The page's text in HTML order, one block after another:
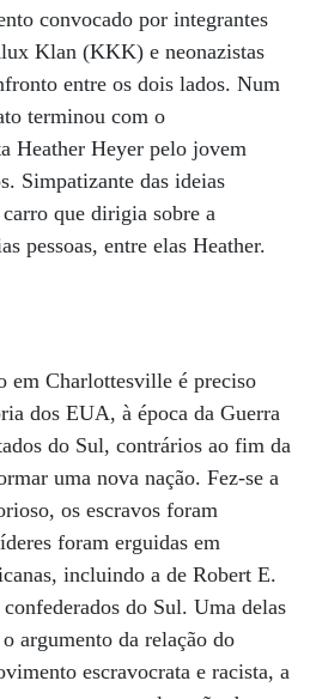
convocado por integrantes
Klan (KKK) e neonazistas
entre os dois lados. Num
terminou com o
Heather Heyer pelo jovem
Simpatizante das ideias
que dirigia sobre a
pessoas, entre elas Heather.
em Charlottesville é preciso
dos EUA, à época da Guerra
do Sul, contrários ao fim da
uma nova nação. Fez-se a
os escravos foram
foram erguidas em
incluindo a de Robert E.
do Sul. Uma delas
argumento da relação do
escravocrata e racista, a